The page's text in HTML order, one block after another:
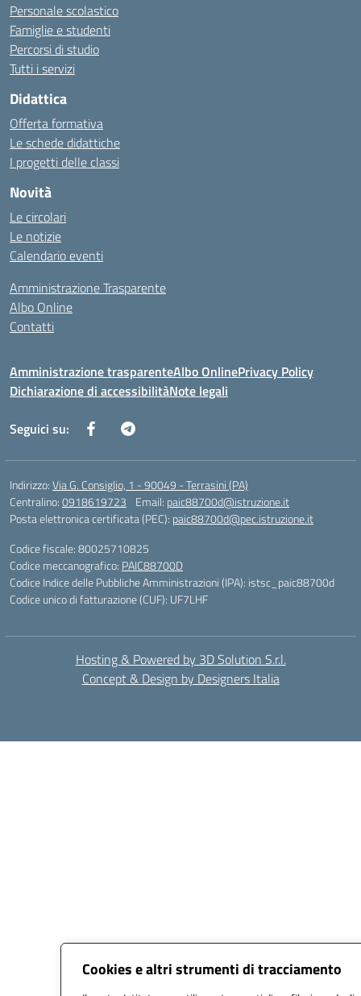
Cookies e altri strumenti di tracciamento
Personale scolastico
Famiglie e studenti
Percorsi di studio
Tutti i servizi
Didattica
Offerta formativa
Le schede didattiche
I progetti delle classi
Novità
Le circolari
Le notizie
Calendario eventi
Amministrazione Trasparente
Albo Online
Contatti
Amministrazione trasparenteAlbo OnlinePrivacy Policy
Dichiarazione di accessibilitàNote legali
Seguici su:
Indirizzo:Via G. Consiglio, 1 - 90049 - Terrasini (PA)
Centralino:0918619723 Email: paic88700d@istruzione.it
Posta elettronica certificata (PEC): paic88700d@pec.istruzione.it
Codice fiscale: 80025710825
Codice meccanografico: PAIC88700D
Codice Indice delle Pubbliche Amministrazioni (IPA): istsc_paic88700d
Codice unico di fatturazione (CUF): UF7LHF
Hosting & Powered by 3D Solution S.r.l.
Concept & Design by Designers Italia